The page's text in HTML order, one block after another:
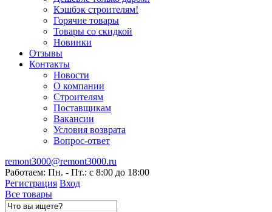
Кэшбэк строителям!
Горячие товары
Товары со скидкой
Новинки
Отзывы
Контакты
Новости
О компании
Строителям
Поставщикам
Вакансии
Условия возврата
Вопрос-ответ
remont3000@remont3000.ru
Работаем: Пн. - Пт.: с 8:00 до 18:00
Регистрация Вход
Все товары